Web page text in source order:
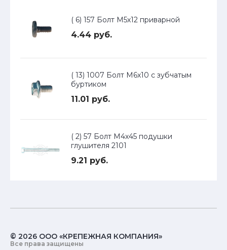
( 6) 157 Болт М5х12 приварной
4.44 руб.
( 13) 1007 Болт М6х10 с зубчатым
буртиком
11.01 руб.
( 2) 57 Болт М4х45 подушки
глушителя 2101
9.21 руб.
© 2026 ООО «КРЕПЕЖНАЯ КОМПАНИЯ»
Все права защищены